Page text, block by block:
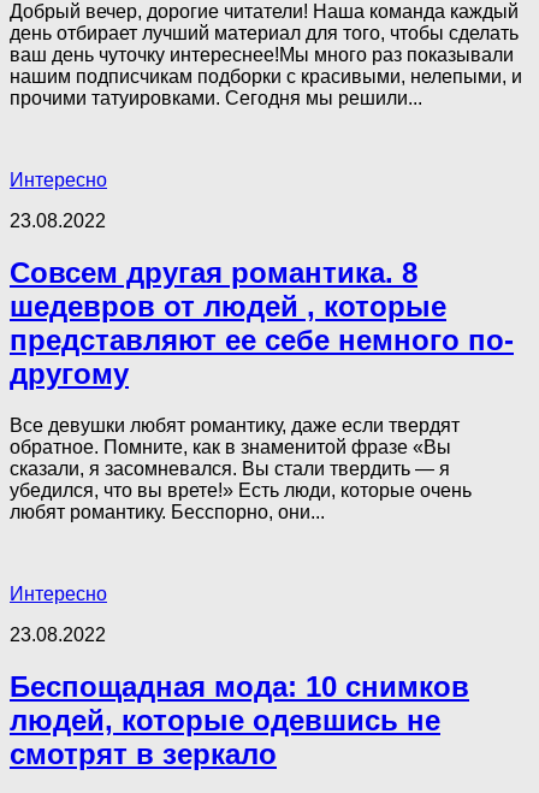
Добрый вечер, дорогие читатели! Наша команда каждый
день отбирает лучший материал для того, чтобы сделать
ваш день чуточку интереснее!Мы много раз показывали
нашим подписчикам подборки с красивыми, нелепыми, и
прочими татуировками. Сегодня мы решили...
Интересно
23.08.2022
Совсем другая романтика. 8
шедевров от людей , которые
представляют ее себе немного по-
другому
Все девушки любят романтику, даже если твердят
обратное. Помните, как в знаменитой фразе «Вы
сказали, я засомневался. Вы стали твердить — я
убедился, что вы врете!» Есть люди, которые очень
любят романтику. Бесспорно, они...
Интересно
23.08.2022
Беспощадная мода: 10 снимков
людей, которые одевшись не
смотрят в зеркало